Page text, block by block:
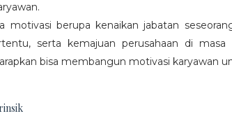
motivasi berupa kenaikan jabatan
serta kemajuan perusahaan di
bisa membangun motivasi karyawan